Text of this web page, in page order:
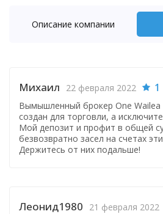
Описание компании
Михаил 22 февраля 2022 1
Вымышленный брокер One Wailea
создан для торговли, а
Мой депозит и профит в общей
безвозвратно засел на счетах
Держитесь от них подальше!
Леонид1980 21 февраля 2022